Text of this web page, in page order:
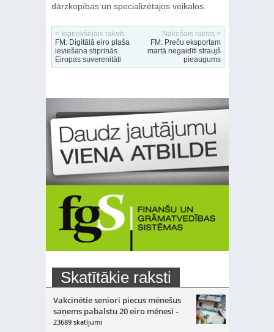
dārzkopības un specializētajos veikalos.
< Iepriekšējais raksts
FM: Digitālā eiro plaša
ieviešana stiprinās
Eiropas suverenitāti
Nākošais raksts >
FM: Preču eksportam
martā negaidīti straujš
pieaugums
Skatītākie raksti
Vakcinētie seniori piecus mēnešus
saņems pabalstu 20 eiro mēnesī -
23689 skatījumi